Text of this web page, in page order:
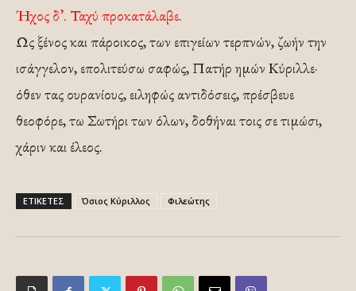
Ήχος δ’. Ταχύ προκατάλαβε.
Ως ξένος και πάροικος, των επιγείων τερπνών, ζωήν την
ισάγγελον, επολιτεύσω σαφώς, Πατήρ ημών Κύριλλε·
όθεν τας ουρανίους, ειληφώς αντιδόσεις, πρέσβευε
θεοφόρε, τω Σωτήρι των όλων, δοθήναι τοις σε τιμώσι,
χάριν και έλεος.
ΕΤΙΚΕΤΕΣ Όσιος Κύριλλος Φιλεώτης